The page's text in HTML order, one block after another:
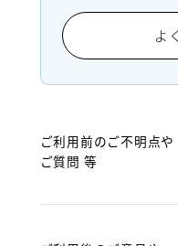
よ
ご利用前のご不明点や
ご質問 等